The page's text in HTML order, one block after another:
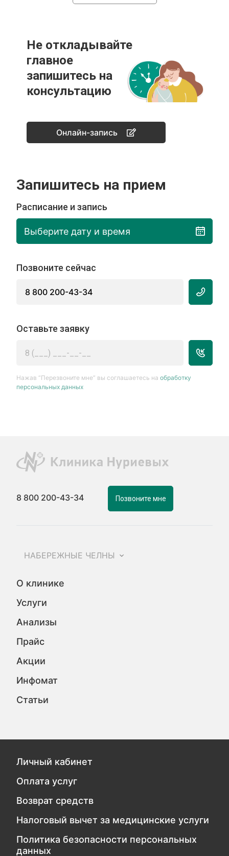
Не откладывайте
главное
запишитесь на
консультацию
Онлайн-запись
Запишитесь на прием
Расписание и запись
Выберите дату и время
Позвоните сейчас
8 800 200-43-34
Оставьте заявку
Нажав “Перезвоните мне” вы соглашаетесь наобработку
персональных данных
8 800 200-43-34 Позвоните мне
НАБЕРЕЖНЫЕ ЧЕЛНЫ
О клинике
Услуги
Анализы
Прайс
Акции
Инфомат
Статьи
Личный кабинет
Оплата услуг
Возврат средств
Налоговый вычет за медицинские услуги
Политика безопасности персональных
данных